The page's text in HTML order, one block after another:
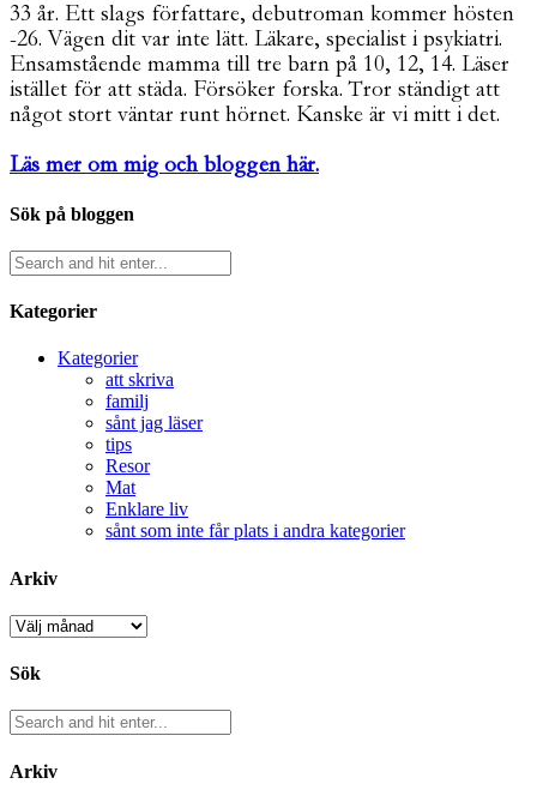
33 år. Ett slags författare, debutroman kommer hösten
-26. Vägen dit var inte lätt. Läkare, specialist i psykiatri.
Ensamstående mamma till tre barn på 10, 12, 14. Läser
istället för att städa. Försöker forska. Tror ständigt att
något stort väntar runt hörnet. Kanske är vi mitt i det.
Läs mer om mig och bloggen här.
Sök på bloggen
Kategorier
Kategorier
att skriva
familj
sånt jag läser
tips
Resor
Mat
Enklare liv
sånt som inte får plats i andra kategorier
Arkiv
Arkiv
Sök
Arkiv